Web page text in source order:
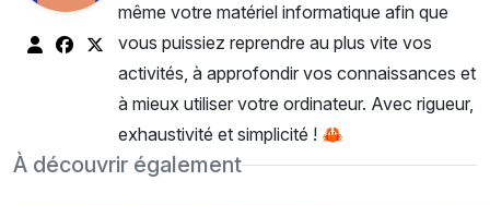
même votre matériel informatique afin que
vous puissiez reprendre au plus vite vos
activités, à approfondir vos connaissances et
à mieux utiliser votre ordinateur. Avec rigueur,
exhaustivité et simplicité ! 🦀
À découvrir également